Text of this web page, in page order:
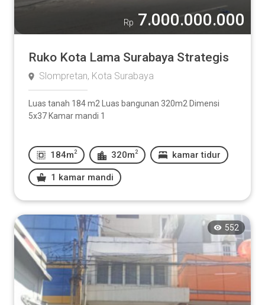
Rp 7.000.000.000
Ruko Kota Lama Surabaya Strategis
Slompretan, Kota Surabaya
Luas tanah 184 m2 Luas bangunan 320m2 Dimensi
5x37 Kamar mandi 1
184m 2 320m 2 kamar tidur
1 kamar mandi
552